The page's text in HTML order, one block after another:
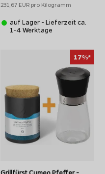
231,67 EUR pro Kilogramm
auf Lager - Lieferzeit ca.
1-4 Werktage
17%*
Grillfürst Cumeo Pfeffer -